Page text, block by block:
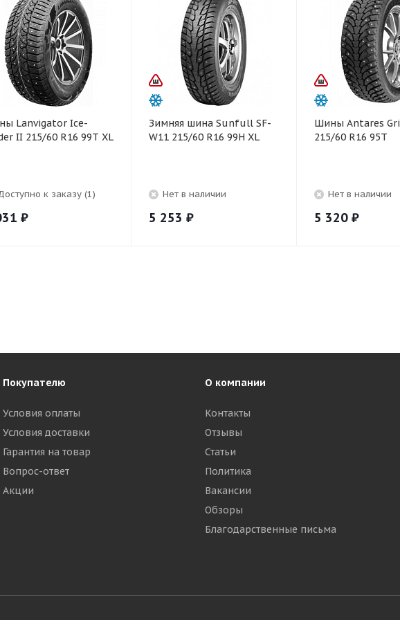
Lanvigator Ice-
II 215/60 R16 99T XL
к заказу (1)
₽
Зимняя шина Sunfull SF-
W11 215/60 R16 99H XL
Нет в наличии
5 253 ₽
Шины Antares
215/60 R16 95T
Нет в наличии
5 320 ₽
Покупателю
Условия оплаты
Условия доставки
Гарантия на товар
Вопрос-ответ
Акции
О компании
Контакты
Отзывы
Статьи
Политика
Вакансии
Обзоры
Благодарственные письма